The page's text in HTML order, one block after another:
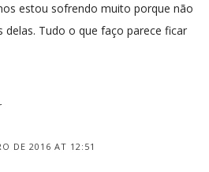
estou sofrendo muito porque não
delas. Tudo o que faço parece ficar
DE 2016 AT 12:51